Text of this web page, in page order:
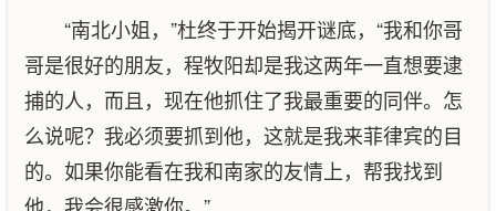
“南北小姐，”杜终于开始揭开谜底，“我和你哥
哥是很好的朋友，程牧阳却是我这两年一直想要逮
捕的人，而且，现在他抓住了我最重要的同伴。怎
么说呢？我必须要抓到他，这就是我来菲律宾的目
的。如果你能看在我和南家的友情上，帮我找到